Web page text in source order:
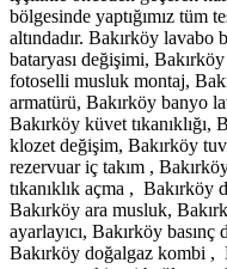
bölgesinde yaptığımız tüm
altındadır. Bakırköy lavabo
bataryası değişimi,
fotoselli musluk montaj,
armatürü, Bakırköy banyo
Bakırköy küvet tıkanıklığı,
klozet değişim, Bakırköy
rezervuar iç takım ,
tıkanıklık açma , Bakırköy
Bakırköy ara musluk,
ayarlayıcı, Bakırköy basınç
Bakırköy doğalgaz kombi ,